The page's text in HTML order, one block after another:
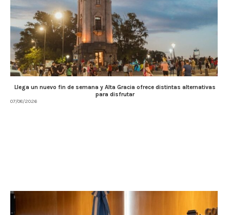
Llega un nuevo fin de semana y Alta Gracia ofrece distintas alternativas
para disfrutar
07/08/2026